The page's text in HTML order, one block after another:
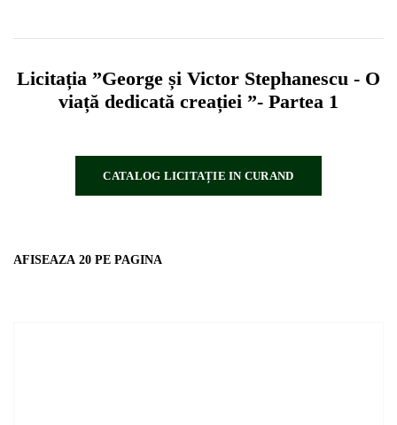
Licitația ”George și Victor Stephanescu - O
viață dedicată creației ”- Partea 1
CATALOG LICITAȚIE IN CURAND